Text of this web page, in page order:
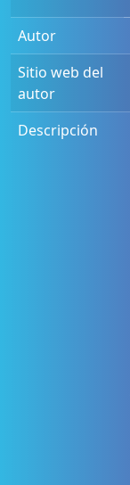
Autor
Sitio web del
autor
Descripción